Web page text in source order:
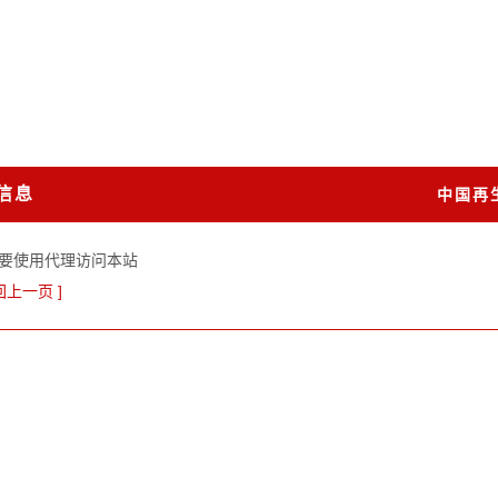
息 中国再
使用代理访问本站
上一页 ]